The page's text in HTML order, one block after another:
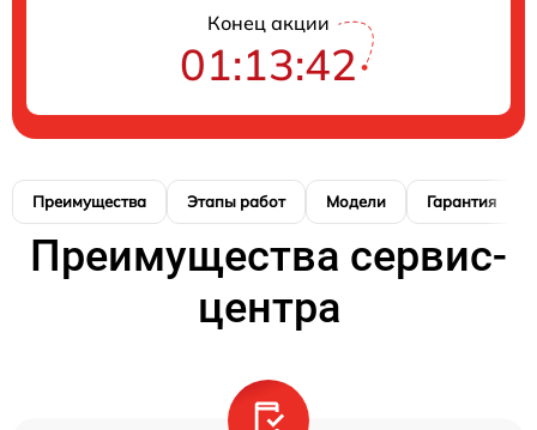
Конец акции
01:13:41
Преимущества Этапы работ Модели Гарантия
Преимущества сервис-
центра